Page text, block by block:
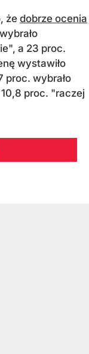
że dobrze ocenia
a 23 proc.
wystawiło
proc. wybrało
proc. "raczej